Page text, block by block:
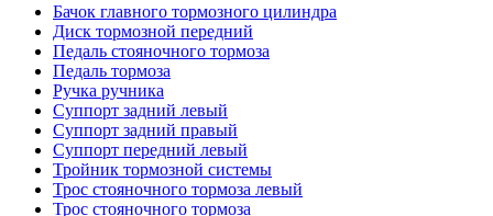
Бачок главного тормозного цилиндра
Диск тормозной передний
Педаль стояночного тормоза
Педаль тормоза
Ручка ручника
Суппорт задний левый
Суппорт задний правый
Суппорт передний левый
Тройник тормозной системы
Трос стояночного тормоза левый
Трос стояночного тормоза